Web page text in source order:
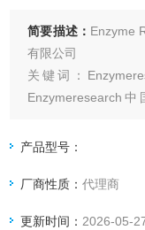
简要描述： Enzyme
有限公司
关键词：
Enzymeresearch
理,HFX1010,
产品型号：
厂商性质：代理商
更新时间： 2026-05-